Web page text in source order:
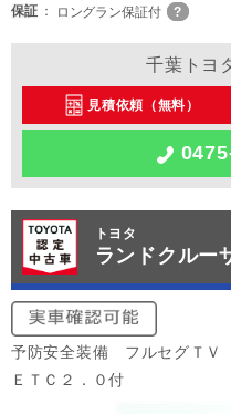
保証
ロングラン保証付
千葉トヨ
見積依頼（無料）
トヨタ
ランドクルー
予防安全装備 フルセグＴ
ＥＴＣ２．０付